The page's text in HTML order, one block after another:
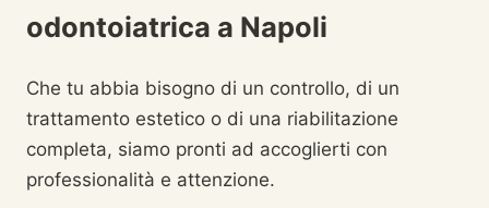
odontoiatrica a Napoli
Che tu abbia bisogno di un controllo, di un
trattamento estetico o di una riabilitazione
completa, siamo pronti ad accoglierti con
professionalità e attenzione.